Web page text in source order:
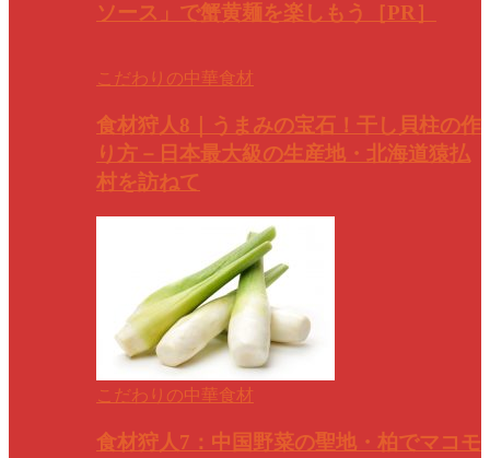
ソース」で蟹黄麺を楽しもう［PR］
こだわりの中華食材
食材狩人8｜うまみの宝石！干し貝柱の作
り方－日本最大級の生産地・北海道猿払
村を訪ねて
こだわりの中華食材
食材狩人7：中国野菜の聖地・柏でマコモ